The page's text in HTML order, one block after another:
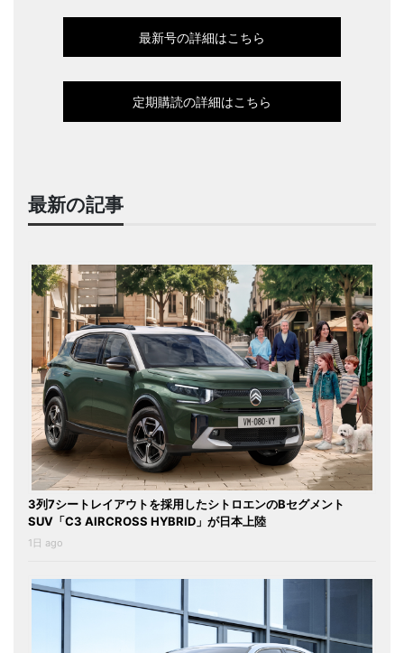
最新号の詳細はこちら
定期購読の詳細はこちら
最新の記事
3列7シートレイアウトを採用したシトロエンのBセグメント
SUV「C3 AIRCROSS HYBRID」が日本上陸
1日 ago